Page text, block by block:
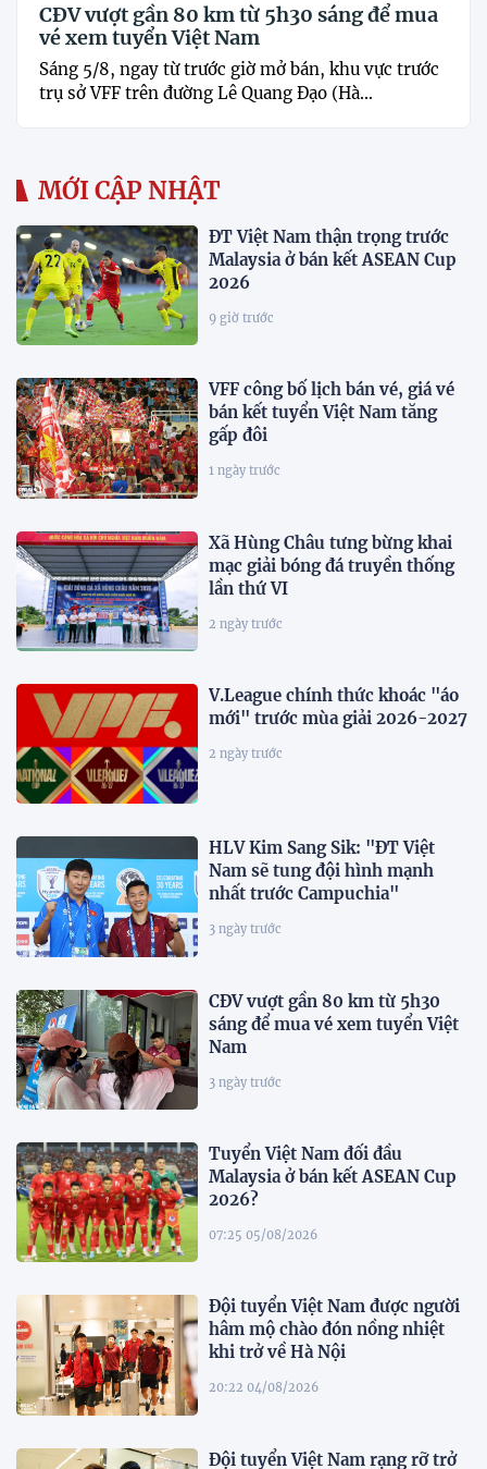
CĐV vượt gần 80 km từ 5h30 sáng để mua
vé xem tuyển Việt Nam
Sáng 5/8, ngay từ trước giờ mở bán, khu vực trước
trụ sở VFF trên đường Lê Quang Đạo (Hà...
MỚI CẬP NHẬT
ĐT Việt Nam thận trọng trước
Malaysia ở bán kết ASEAN Cup
2026
9 giờ trước
VFF công bố lịch bán vé, giá vé
bán kết tuyển Việt Nam tăng
gấp đôi
1 ngày trước
Xã Hùng Châu tưng bừng khai
mạc giải bóng đá truyền thống
lần thứ VI
2 ngày trước
V.League chính thức khoác "áo
mới" trước mùa giải 2026-2027
2 ngày trước
HLV Kim Sang Sik: "ĐT Việt
Nam sẽ tung đội hình mạnh
nhất trước Campuchia"
3 ngày trước
CĐV vượt gần 80 km từ 5h30
sáng để mua vé xem tuyển Việt
Nam
3 ngày trước
Tuyển Việt Nam đối đầu
Malaysia ở bán kết ASEAN Cup
2026?
07:25 05/08/2026
Đội tuyển Việt Nam được người
hâm mộ chào đón nồng nhiệt
khi trở về Hà Nội
20:22 04/08/2026
Đội tuyển Việt Nam rạng rỡ trở